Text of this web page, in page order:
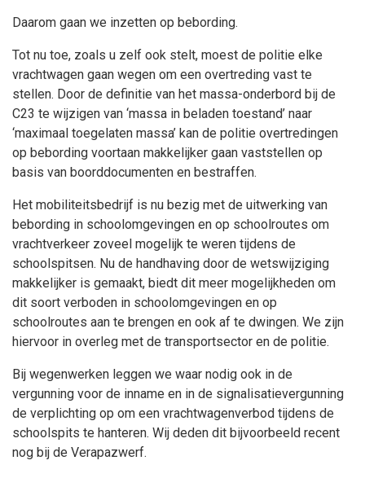
Daarom gaan we inzetten op bebording.
Tot nu toe, zoals u zelf ook stelt, moest de politie elke
vrachtwagen gaan wegen om een overtreding vast te
stellen. Door de definitie van het massa-onderbord bij de
C23 te wijzigen van ‘massa in beladen toestand’ naar
‘maximaal toegelaten massa’ kan de politie overtredingen
op bebording voortaan makkelijker gaan vaststellen op
basis van boorddocumenten en bestraffen.
Het mobiliteitsbedrijf is nu bezig met de uitwerking van
bebording in schoolomgevingen en op schoolroutes om
vrachtverkeer zoveel mogelijk te weren tijdens de
schoolspitsen. Nu de handhaving door de wetswijziging
makkelijker is gemaakt, biedt dit meer mogelijkheden om
dit soort verboden in schoolomgevingen en op
schoolroutes aan te brengen en ook af te dwingen. We zijn
hiervoor in overleg met de transportsector en de politie.
Bij wegenwerken leggen we waar nodig ook in de
vergunning voor de inname en in de signalisatievergunning
de verplichting op om een vrachtwagenverbod tijdens de
schoolspits te hanteren. Wij deden dit bijvoorbeeld recent
nog bij de Verapazwerf.